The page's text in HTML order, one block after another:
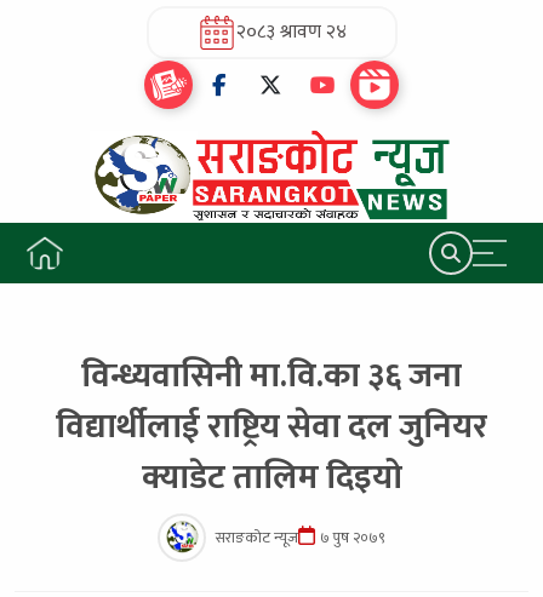
२०८३ श्रावण २४
विन्ध्यवासिनी मा.वि.का ३६ जना
विद्यार्थीलाई राष्ट्रिय सेवा दल जुनियर
क्याडेट तालिम दिइयो
सराङकोट न्यूज ७ पुष २०७९